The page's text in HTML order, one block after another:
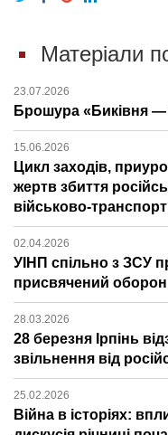
Матеріали
23.07.2026
Брошура «Биківня —
15.06.2026
Цикл заходів,
жертв збиття
військово-
02.04.2026
УІНП спільно з ЗСУ
присвячений
28.03.2026
28 березня Ірпінь
звільнення від
25.02.2026
Війна в історіях: